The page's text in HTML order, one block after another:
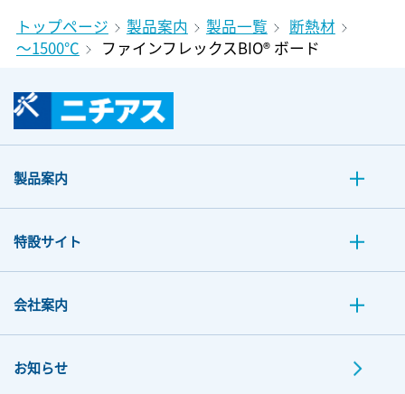
トップページ 製品案内 製品一覧
断熱材
～1500℃
ファインフレックスBIO® ボード
製品案内
特設サイト
会社案内
お知らせ